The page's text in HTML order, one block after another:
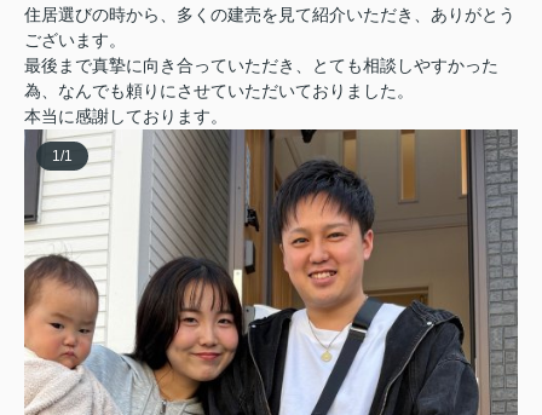
住居選びの時から、多くの建売を見て紹介いただき、ありがとう
ございます。
最後まで真摯に向き合っていただき、とても相談しやすかった
為、なんでも頼りにさせていただいておりました。
本当に感謝しております。
1/1